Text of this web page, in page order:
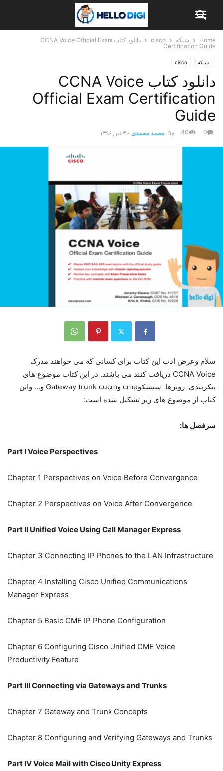
Home شبکه cisco
دانلود کتاب CCNA Voice Official Exam
Certification Guide
شبکه cisco
دانلود کتاب CCNA Voice
Official Exam Certification
Guide
By محمد محمدی - ۳ تیر, ۱۳۹۶ 0
40
سلام وعرض ادب این کتاب برای کسانی که می خواهند مدرک
CCNA Voice دریافت کنند می باشند. در این کتاب موضوع های
پیکربندی روترها سیسکوcme وGateway trunk cucm و… واین
کتاب از موضوع های زیر تشکیل شده است:
سرفصل ها:
Part I Voice Perspectives
Chapter 1 Perspectives on Voice Before Convergence
Chapter 2 Perspectives on Voice After Convergence
Part II Unified Voice Using Call Manager Express
Chapter 3 Connecting IP Phones to the LAN Infrastructure
Chapter 4 Installing Cisco Unified Communications
Manager Express
Chapter 5 Basic CME IP Phone Configuration
Chapter 6 Configuring Cisco Unified CME Voice
Productivity Feature
Part III Connecting via Gateways and Trunks
Chapter 7 Gateway and Trunk Concepts
Chapter 8 Configuring and Verifying Gateways and Trunks
Part IV Voice Mail with Cisco Unity Express